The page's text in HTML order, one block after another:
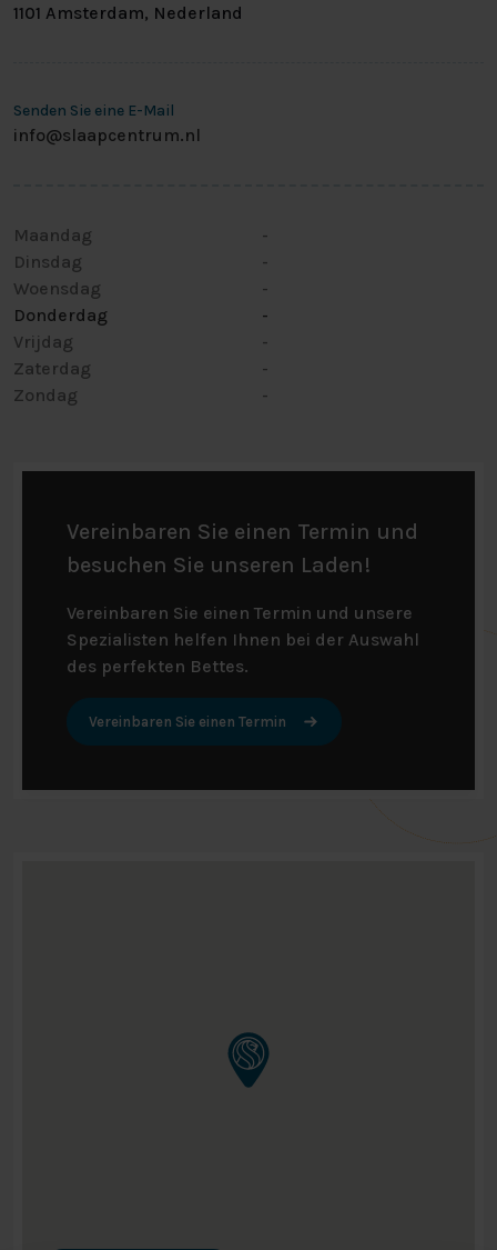
1101 Amsterdam, Nederland
Senden Sie eine E-Mail
info@slaapcentrum.nl
Maandag
-
Dinsdag
-
Woensdag
-
Donderdag
-
Vrijdag
-
Zaterdag
-
Zondag
-
Vereinbaren Sie einen Termin und
besuchen Sie unseren Laden!
Vereinbaren Sie einen Termin und unsere
Spezialisten helfen Ihnen bei der Auswahl
des perfekten Bettes.
Vereinbaren Sie einen Termin